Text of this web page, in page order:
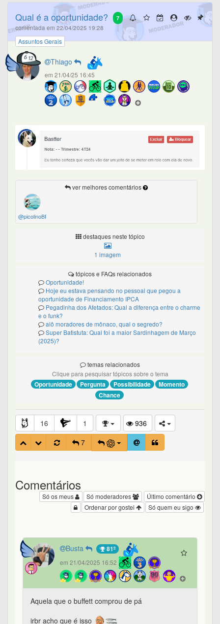
7
Qual é a oportunidade?
comentada em 22/04/2025 19:28
Assuntos Gerais
Thiago
em 21/04/25 16:45
ver melhores comentários
@picolinoBR
destaques neste tópico
1 imagem
tópicos e FAQs relacionados
Oportunidade!
Hoje eu estava pensando no pessoal que pegou a
oportunidade de Financiamento IPCA
Pegadinha dos Afetados: Qual a diferença entre o charme
e o funk?
alô moradores de mônaco, qual o segredo?
Super Batistuta: Qual foi a maior Sardinhagem de Março
(2025)?
temas relacionados
Clique para pesquisar tópicos sobre o tema
Oportunidade Pergunta Possibilidade
Momento
Chance
16 1
936
7
Comentários
Último comentário
Só moderadores
Só os meus
Só quem eu sigo
Ordenar por gostei
Busta 81º
em 21/04/2025 16:52
Aquela que o buffett comprou de pá
irbr acho que é isso